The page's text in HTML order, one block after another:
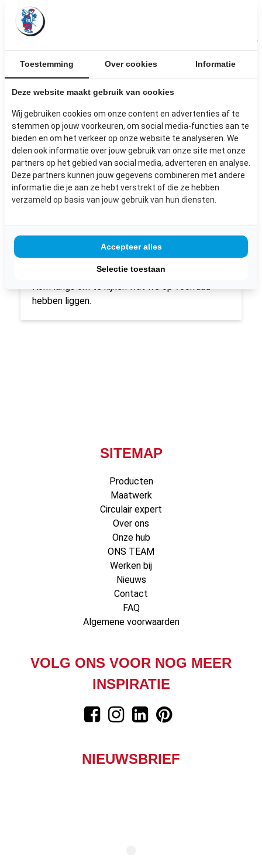
Van het glaswol waar wij over beschikken zijn er
diverse rollen aanwezig met diverse dikt.
Kom langs om te kijken wat we op voorraad
hebben liggen.
SITEMAP
Producten
Maatwerk
Circulair expert
Over ons
Onze hub
ONS TEAM
Werken bij
Nieuws
Contact
FAQ
Algemene voorwaarden
VOLG ONS VOOR NOG MEER
INSPIRATIE
NIEUWSBRIEF
Toestemming Over cookies Informatie
Deze website maakt gebruik van cookies
Wij gebruiken cookies om onze content en advertenties af te
stemmen op jouw voorkeuren, om social media-functies aan te
bieden en om het verkeer op onze website te analyseren. We
delen ook informatie over jouw gebruik van onze site met onze
partners op het gebied van social media, adverteren en analyse.
Deze partners kunnen jouw gegevens combineren met andere
informatie die je aan ze hebt verstrekt of die ze hebben
verzameld op basis van jouw gebruik van hun diensten.
Selectie toestaan
Accepteer alles